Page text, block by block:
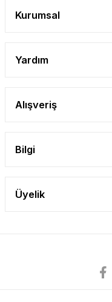
Kurumsal
Yardım
Alışveriş
Bilgi
Üyelik